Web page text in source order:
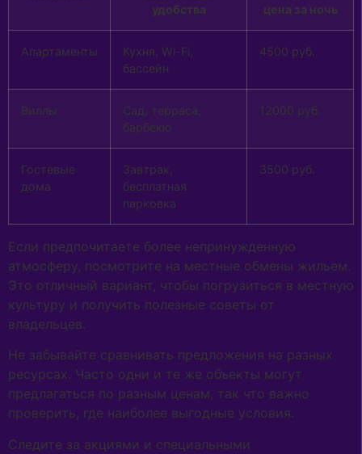
удобства
цена за ночь
Апартаменты
Кухня, Wi-Fi,
бассейн
4500 руб.
Виллы
Сад, терраса,
барбекю
12000 руб.
Гостевые
дома
Завтрак,
бесплатная
парковка
3500 руб.
Если предпочитаете более непринужденную
атмосферу, посмотрите на местные обмены жильем.
Это отличный вариант, чтобы погрузиться в местную
культуру и получить полезные советы от
владельцев.
Не забывайте сравнивать предложения на разных
ресурсах. Часто одни и те же объекты могут
предлагаться по разным ценам, так что важно
проверить, где наиболее выгодные условия.
Следите за акциями и специальными